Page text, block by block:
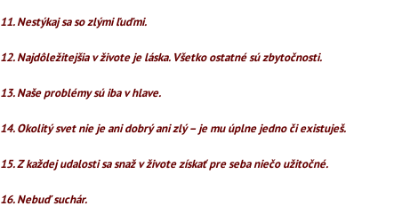
11. Nestýkaj sa so zlými ľuďmi.
12. Najdôležitejšia v živote je láska. Všetko ostatné sú zbytočnosti.
13. Naše problémy sú iba v hlave.
14. Okolitý svet nie je ani dobrý ani zlý – je mu úplne jedno či existuješ.
15. Z každej udalosti sa snaž v živote získať pre seba niečo užitočné.
16. Nebuď suchár.